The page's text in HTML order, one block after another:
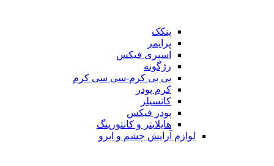
پنکک
پرایمر
اسپری فیکس
رژگونه
بی بی کرم-سی سی کرم
کرم پودر
کانسیلر
پودر فیکس
هایلایتر و کانتورینگ
لوازم آرایش چشم و ابرو